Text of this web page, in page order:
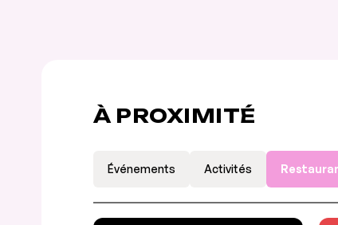
À PROXIMITÉ
Événements Activités